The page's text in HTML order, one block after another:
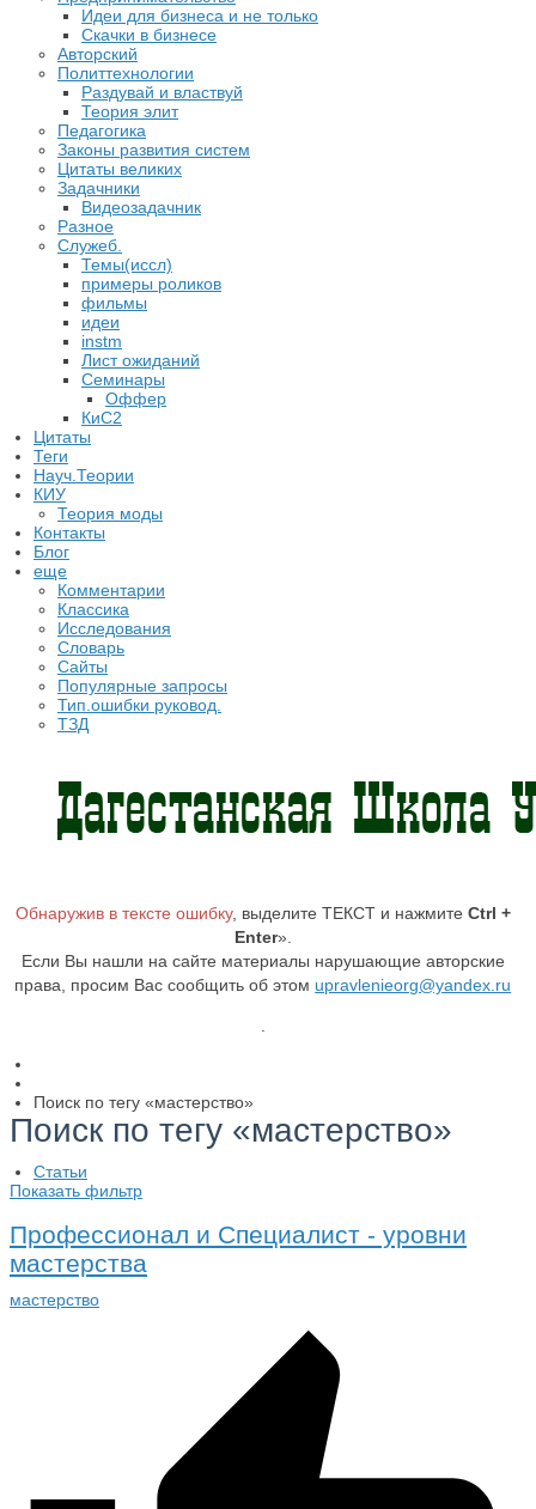
Идеи для бизнеса и не только
Скачки в бизнесе
Авторский
Политтехнологии
Раздувай и властвуй
Теория элит
​Педагогика
Законы развития систем
Цитаты великих
Задачники
Видеозадачник
Разное
Служеб.
Темы(иссл)
примеры роликов
фильмы
идеи
instm
Лист ожиданий
Семинары
Оффер
КиС2
Цитаты
Теги
Науч.Теории
КИУ
Теория моды
Контакты
Блог
еще
Комментарии
Классика
Исследования
Словарь
Сайты
Популярные запросы
Тип.ошибки руковод.
ТЗД
Обнаружив в тексте ошибку, выделите ТЕКСТ и нажмите Ctrl +
Enter».
Если Вы нашли на сайте материалы нарушающие авторские
права, просим Вас сообщить об этом upravlenieorg@yandex.ru
Поиск по тегу «мастерство»
Поиск по тегу «мастерство»
Статьи
Показать фильтр
Профессионал и Специалист - уровни
мастерства
мастерство